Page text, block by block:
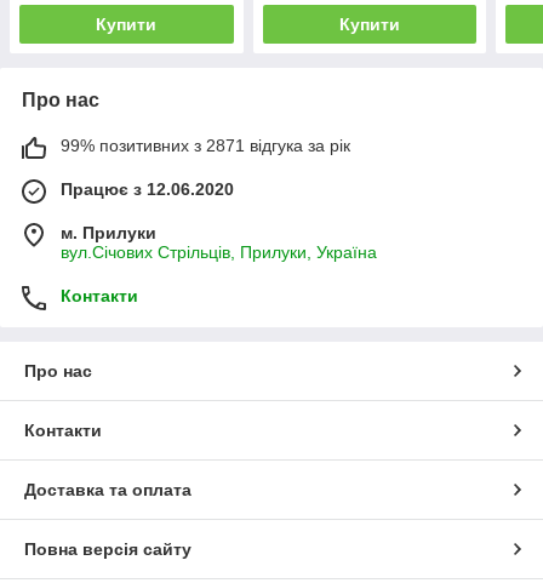
Купити
плодів)
Купити
Про нас
99% позитивних з 2871 відгука за рік
Працює з 12.06.2020
м. Прилуки
вул.Січових Стрільців, Прилуки, Україна
Контакти
Про нас
Контакти
Доставка та оплата
Повна версія сайту